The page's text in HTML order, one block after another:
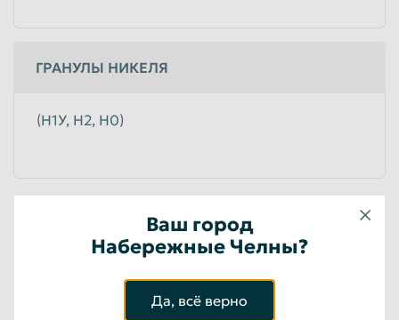
до 5 руб/кг
ГРАНУЛЫ НИКЕЛЯ
(Н1У, Н2, Н0)
Пункты приема никеля в
Набережных Челнах
Ваш город
Набережные Челны?
Да, всё верно